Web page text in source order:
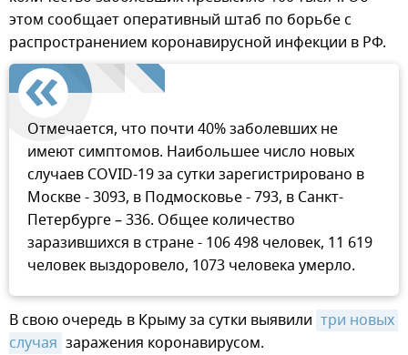
этом сообщает оперативный штаб по борьбе с
распространением коронавирусной инфекции в РФ.
Отмечается, что почти 40% заболевших не
имеют симптомов. Наибольшее число новых
случаев COVID-19 за сутки зарегистрировано в
Москве - 3093, в Подмосковье - 793, в Санкт-
Петербурге – 336. Общее количество
заразившихся в стране - 106 498 человек, 11 619
человек выздоровело, 1073 человека умерло.
В свою очередь в Крыму за сутки выявили три новых
случая заражения коронавирусом.